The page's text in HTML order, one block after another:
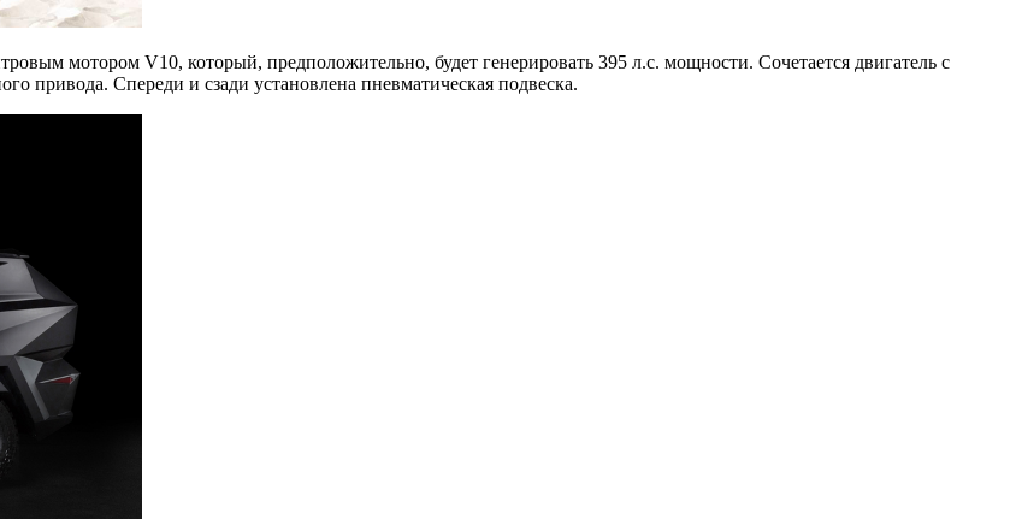
мотором V10, который, предположительно, будет генерировать 395 л.с. мощности. Сочетается двигатель с
привода. Спереди и сзади установлена пневматическая подвеска.